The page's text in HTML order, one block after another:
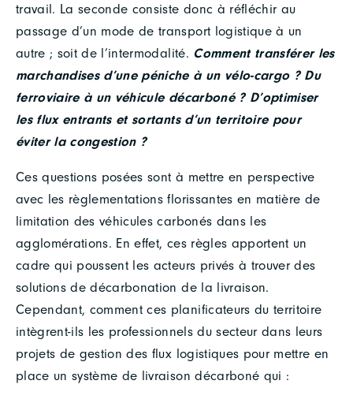
travail. La seconde consiste donc à réfléchir au
passage d’un mode de transport logistique à un
autre ; soit de l’intermodalité. Comment transférer les
marchandises d’une péniche à un vélo-cargo ? Du
ferroviaire à un véhicule décarboné ? D’optimiser
les flux entrants et sortants d’un territoire pour
éviter la congestion ?
Ces questions posées sont à mettre en perspective
avec les règlementations florissantes en matière de
limitation des véhicules carbonés dans les
agglomérations. En effet, ces règles apportent un
cadre qui poussent les acteurs privés à trouver des
solutions de décarbonation de la livraison.
Cependant, comment ces planificateurs du territoire
intègrent-ils les professionnels du secteur dans leurs
projets de gestion des flux logistiques pour mettre en
place un système de livraison décarboné qui :